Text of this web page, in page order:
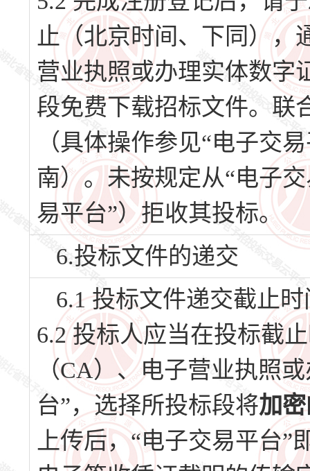
止（北京时间、下同），
营业执照或办理实体数字
段免费下载招标文件。联
（具体操作参见“电子交
南）。未按规定从“电子
易平台”）拒收其投标。
6.投标文件的递交
6.1 投标文件递交截止时
6.2 投标人应当在投标截
（CA）、电子营业执照
台”，选择所投标段将加
上传后，“电子交易平台